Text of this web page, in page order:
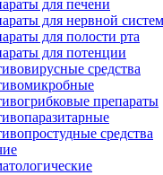
для печени
для нервной
для полости рта
для потенции
средства
препараты
средства